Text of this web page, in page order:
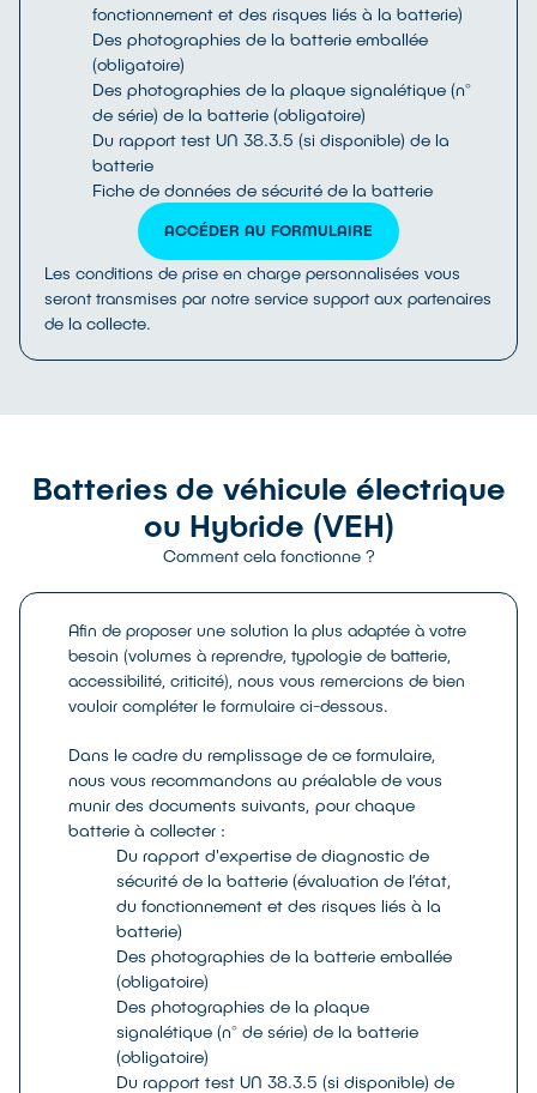
fonctionnement et des risques liés à la batterie)
Des photographies de la batterie emballée
(obligatoire)
Des photographies de la plaque signalétique (n°
de série) de la batterie (obligatoire)
Du rapport test UN 38.3.5 (si disponible) de la
batterie
Fiche de données de sécurité de la batterie
ACCÉDER AU FORMULAIRE
Les conditions de prise en charge personnalisées vous
seront transmises par notre service support aux partenaires
de la collecte.
Batteries de véhicule électrique
ou Hybride (VEH)
Comment cela fonctionne ?
Afin de proposer une solution la plus adaptée à votre
besoin (volumes à reprendre, typologie de batterie,
accessibilité, criticité), nous vous remercions de bien
vouloir compléter le formulaire ci-dessous.
Dans le cadre du remplissage de ce formulaire,
nous vous recommandons au préalable de vous
munir des documents suivants, pour chaque
batterie à collecter :
Du rapport d'expertise de diagnostic de
sécurité de la batterie (évaluation de l’état,
du fonctionnement et des risques liés à la
batterie)
Des photographies de la batterie emballée
(obligatoire)
Des photographies de la plaque
signalétique (n° de série) de la batterie
(obligatoire)
Du rapport test UN 38.3.5 (si disponible) de